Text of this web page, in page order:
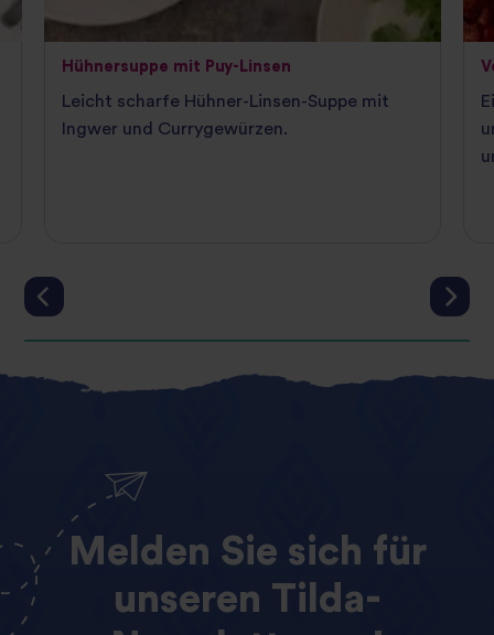
Hühnersuppe mit Puy-Linsen
Leicht scharfe Hühner-Linsen-Suppe mit
Ingwer und Currygewürzen.
Melden Sie sich für
unseren Tilda-